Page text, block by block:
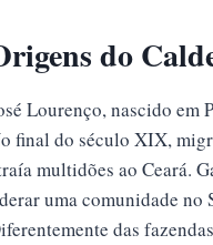
do
Lourenço, nascido em
final do século XIX,
multidões ao Ceará.
uma comunidade no
das